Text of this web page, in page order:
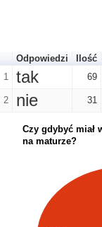
Odpowiedzi Ilość
1
tak 69
2 nie 31
Czy gdybyć miał
na maturze?